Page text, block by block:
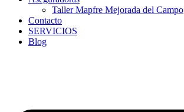
Taller Mapfre Mejorada del Campo
Contacto
SERVICIOS
Blog